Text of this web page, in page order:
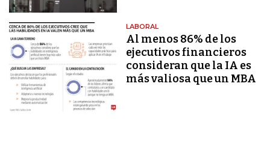
LABORAL
Al menos 86% de los
ejecutivos financieros
consideran que la IA es
más valiosa que un MBA